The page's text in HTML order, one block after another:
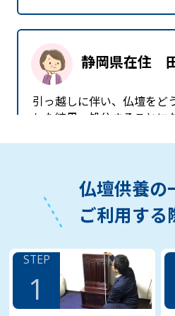
静岡県在住
引っ越しに伴い、仏壇をど
した結果、処分することに
たところ、丁寧にお話して
ることにしました。その節
ました。
岡山県在住 丸
仏壇供養の
ご利用する
STEP
1